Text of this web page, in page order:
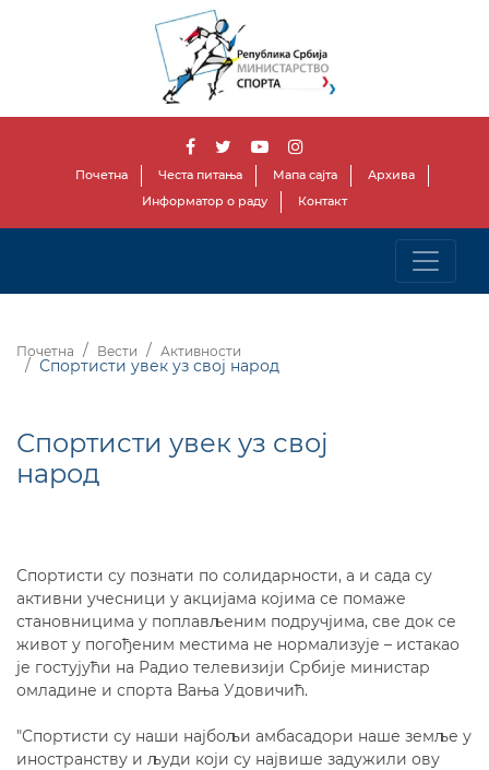
Почетна Честа питања Мапа сајта
Архива
Информатор о раду
Контакт
Почетна Вести Активности
Спортисти увек уз свој народ
Спортисти увек уз свој
народ
Спортисти су познати по солидарности, а и сада су
активни учесници у акцијама којима се помаже
становницима у поплављеним подручјима, све док се
живот у погођеним местима не нормализује – истакао
је гостујући на Радио телевизији Србије министар
омладине и спорта Вања Удовичић.
"Спортисти су наши најбољи амбасадори наше земље у
иностранству и људи који су највише задужили ову